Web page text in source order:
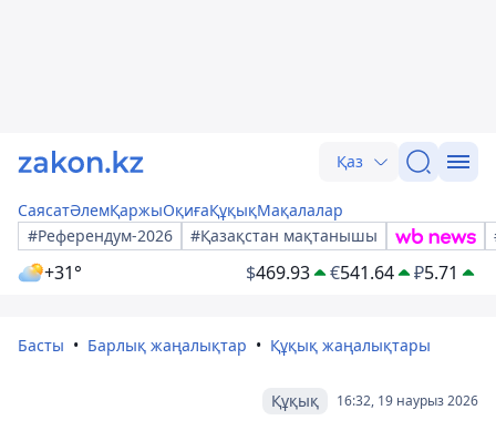
Қаз
СаясатӘлемҚаржыОқиғаҚұқықМақалалар
#Референдум-2026
#Қазақстан мақтанышы
+31° $469.93 €541.64 ₽5.71
Басты Барлық жаңалықтар Құқық жаңалықтары
16:32, 19 наурыз 2026
Құқық